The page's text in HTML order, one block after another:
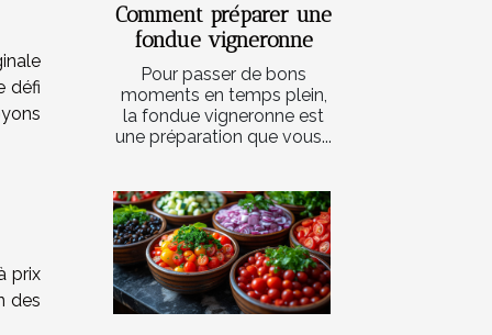
défi
prix
des
Comment préparer une
fondue vigneronne
Pour passer de bons
moments en temps plein,
la fondue vigneronne est
une préparation que vous...